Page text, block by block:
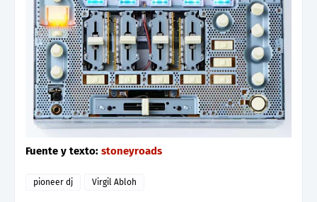
Fuente y texto: stoneyroads
pioneer dj Virgil Abloh